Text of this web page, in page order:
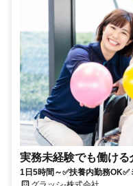
実務未経験でも働け
1日5時間～✅扶養内勤務